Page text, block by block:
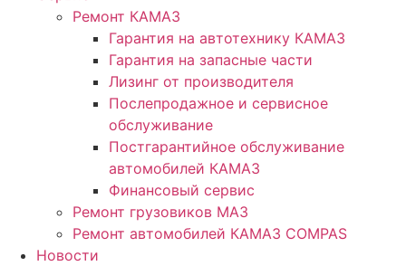
Ремонт КАМАЗ
Гарантия на автотехнику КАМАЗ
Гарантия на запасные части
Лизинг от производителя
Послепродажное и сервисное
обслуживание
Постгарантийное обслуживание
автомобилей КАМАЗ
Финансовый сервис
Ремонт грузовиков МАЗ
Ремонт автомобилей КАМАЗ COMPAS
Новости